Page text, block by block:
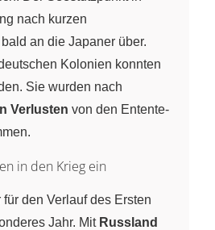
nach kurzen
an die Japaner über.
Kolonien konnten
Sie wurden nach
Verlusten von den Entente-
in den Krieg ein
für den Verlauf des Ersten
Jahr. Mit Russland